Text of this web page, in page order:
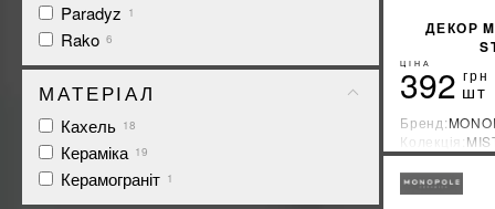
ДЕКОР
ЦІНА
392 грн
шт
Бренд:
Колекція:
Країна-
Paradyz 1
Rako 6
МАТЕРІАЛ
Кахель 18
Кераміка 19
Керамограніт 1